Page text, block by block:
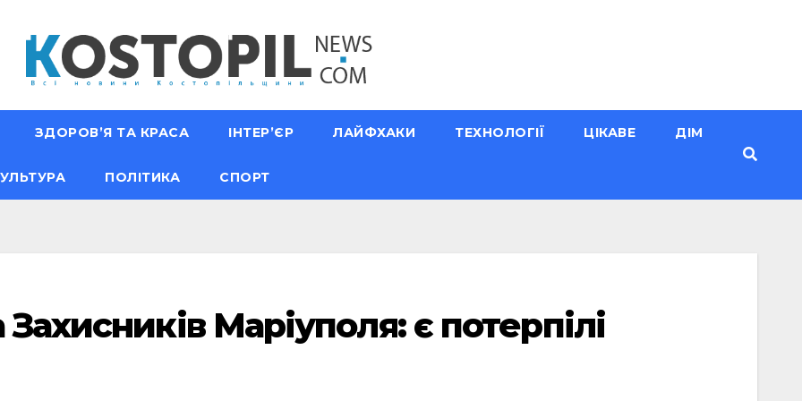
ЗДОРОВ’Я ТА КРАСА ІНТЕР’ЄР ЛАЙФХАКИ ТЕХНОЛОГІЇ ЦІКАВЕ ДІМ
ПОЛІТИКА СПОРТ
Маріуполя: є потерпілі